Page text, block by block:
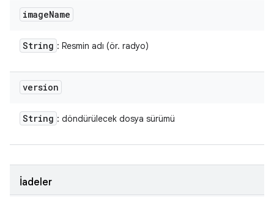
imageName
String : Resmin adı (ör. radyo)
version
String : döndürülecek dosya sürümü
İadeler